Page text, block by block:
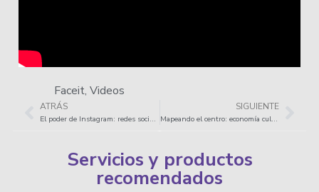
Faceit, Videos
ATRÁS
El poder de Instagram: redes sociales para las Industrias culturales y creativas
SIGUIENTE
Mapeando el centro: economía cultural y creativa en el centro de Bogotá
Servicios y productos
recomendados